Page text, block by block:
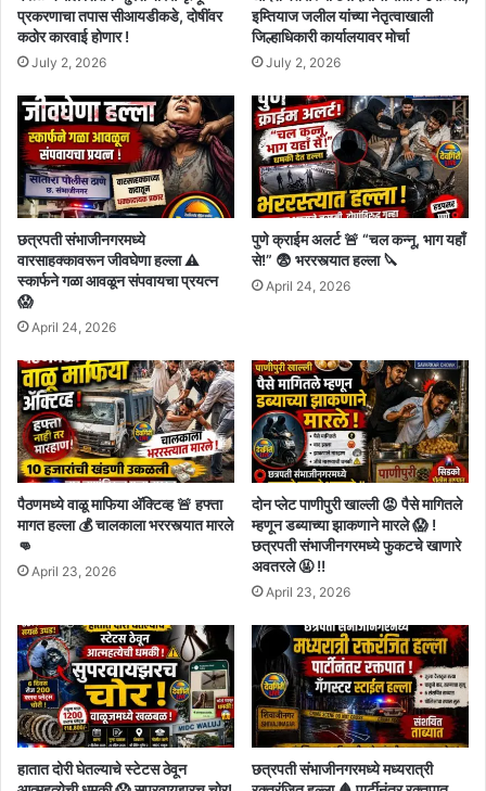
प्रकरणाचा तपास सीआयडीकडे, दोषींवर
कठोर कारवाई होणार !
July 2, 2026
इम्तियाज जलील यांच्या नेतृत्वाखाली
जिल्हाधिकारी कार्यालयावर मोर्चा
July 2, 2026
छत्रपती संभाजीनगरमध्ये
वारसाहक्कावरून जीवघेणा हल्ला ⚠️
स्कार्फने गळा आवळून संपवायचा प्रयत्न
😱
April 24, 2026
पुणे क्राईम अलर्ट 🚨 “चल कन्नू, भाग यहाँ
से!” 😨 भररस्त्यात हल्ला 🔪
April 24, 2026
पैठणमध्ये वाळू माफिया अ‍ॅक्टिव्ह 🚨 हफ्ता
मागत हल्ला 💰 चालकाला भररस्त्यात मारले
👊
April 23, 2026
दोन प्लेट पाणीपुरी खाल्ली 😡 पैसे मागितले
म्हणून डब्याच्या झाकणाने मारले 😱 !
छत्रपती संभाजीनगरमध्ये फुकटचे खाणारे
अवतरले 🤬 !!
April 23, 2026
हातात दोरी घेतल्याचे स्टेटस ठेवून
छत्रपती संभाजीनगरमध्ये मध्यरात्री